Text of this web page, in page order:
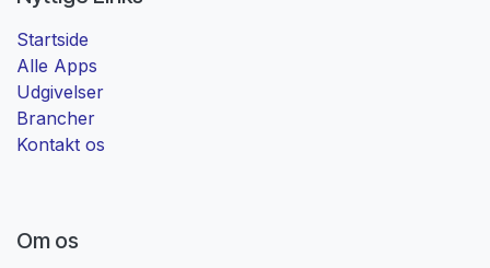
Startside
Alle Apps
Udgivelser
Brancher
Kontakt os
Om os